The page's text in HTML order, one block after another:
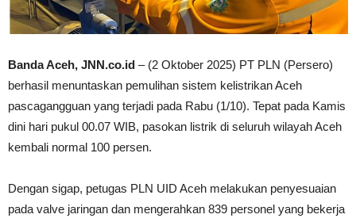
Banda Aceh, JNN.co.id – (2 Oktober 2025) PT PLN (Persero)
berhasil menuntaskan pemulihan sistem kelistrikan Aceh
pascagangguan yang terjadi pada Rabu (1/10). Tepat pada Kamis
dini hari pukul 00.07 WIB, pasokan listrik di seluruh wilayah Aceh
kembali normal 100 persen.
Dengan sigap, petugas PLN UID Aceh melakukan penyesuaian
pada valve jaringan dan mengerahkan 839 personel yang bekerja